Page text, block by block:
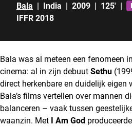
Bala | India | 2009 | 125' |
IFFR 2018
Bala was al meteen een fenomeen
cinema: al in zijn debuut Sethu
direct herkenbare en duidelijk eigen
Bala’s films vertellen over mannen
balanceren – vaak tussen
waanzin. Met I Am God